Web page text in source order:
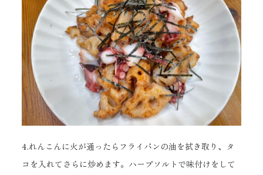
4.れんこんに火が通ったらフライパンの油を拭き取り、タ
コを入れてさらに炒めます。ハーブソルトで味付けをして